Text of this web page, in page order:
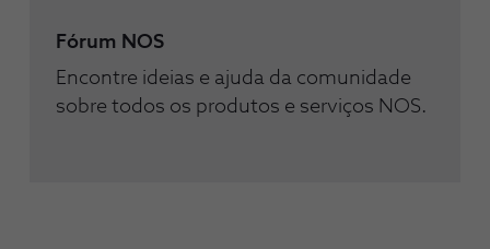
Fórum NOS
Encontre ideias e ajuda da comunidade
sobre todos os produtos e serviços NOS.